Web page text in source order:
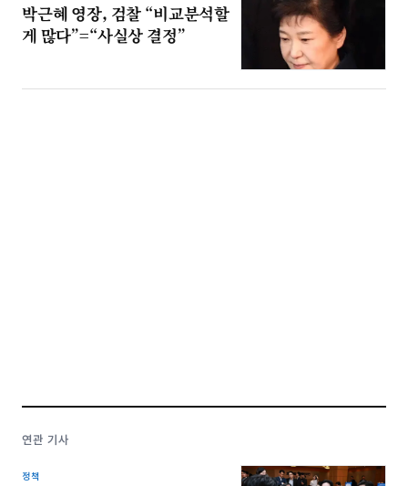
박근혜 영장, 검찰 “비교분석할
게 많다”=“사실상 결정”
연관 기사
정책